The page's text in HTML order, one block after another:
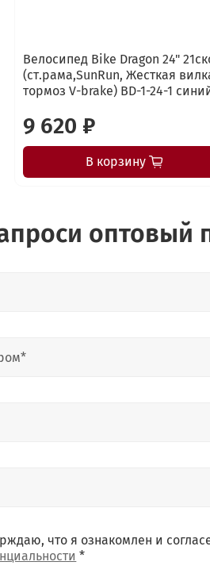
Велосипед Bike Dragon 24"
(ст.рама,SunRun, Жесткая
тормоз V-brake) BD-1-24-1
9 620 ₽
В корзину
оптовый
что я ознакомлен и
*